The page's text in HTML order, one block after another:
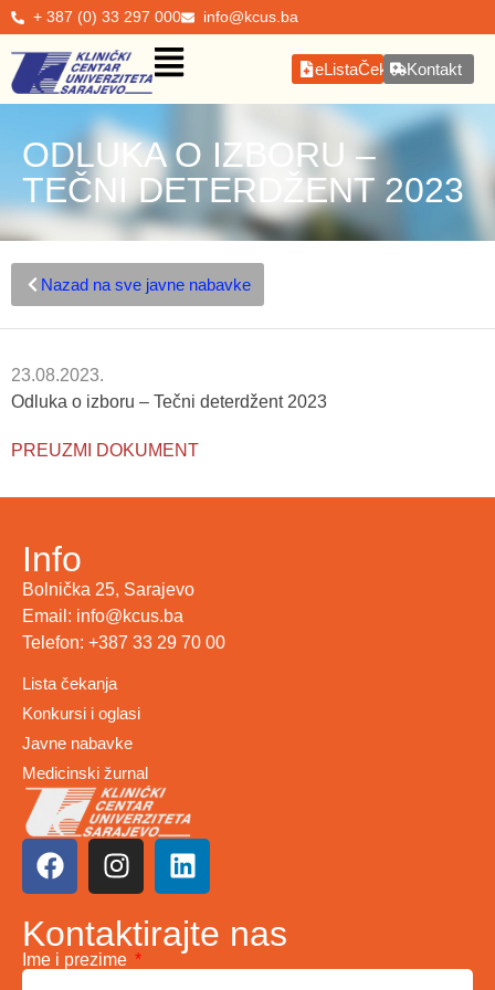
+ 387 (0) 33 297 000 info@kcus.ba
eListaČekanjaKontakt
ODLUKA O IZBORU –
TEČNI DETERDŽENT 2023
Nazad na sve javne nabavke
23.08.2023.
Odluka o izboru – Tečni deterdžent 2023
PREUZMI DOKUMENT
Info
Bolnička 25, Sarajevo
Email: info@kcus.ba
Telefon: +387 33 29 70 00
Lista čekanja
Konkursi i oglasi
Javne nabavke
Medicinski žurnal
Kontaktirajte nas
Ime i prezime